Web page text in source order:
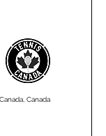
Canada